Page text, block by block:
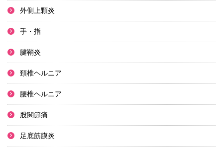
外側上顆炎
手・指
腱鞘炎
頚椎ヘルニア
腰椎ヘルニア
股関節痛
足底筋膜炎